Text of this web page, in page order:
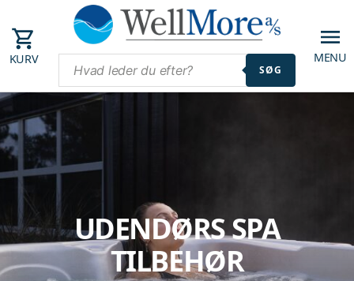
SØG
KURV MENU
UDENDØRS SPA
TILBEHØR